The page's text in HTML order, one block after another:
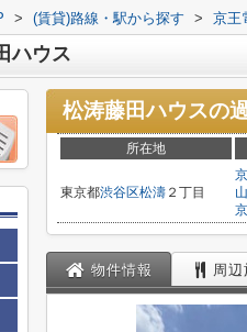
> (賃貸)路線・駅から探す > 京王
ハウス
松涛藤田ハウスの
所在地
東京都渋谷区松濤 ２丁目
物件情報 周